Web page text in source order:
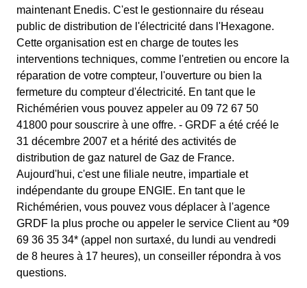
maintenant Enedis. C'est le gestionnaire du réseau
public de distribution de l'électricité dans l'Hexagone.
Cette organisation est en charge de toutes les
interventions techniques, comme l'entretien ou encore la
réparation de votre compteur, l'ouverture ou bien la
fermeture du compteur d'électricité. En tant que le
Richémérien vous pouvez appeler au 09 72 67 50
41800 pour souscrire à une offre. - GRDF a été créé le
31 décembre 2007 et a hérité des activités de
distribution de gaz naturel de Gaz de France.
Aujourd'hui, c'est une filiale neutre, impartiale et
indépendante du groupe ENGIE. En tant que le
Richémérien, vous pouvez vous déplacer à l'agence
GRDF la plus proche ou appeler le service Client au *09
69 36 35 34* (appel non surtaxé, du lundi au vendredi
de 8 heures à 17 heures), un conseiller répondra à vos
questions.